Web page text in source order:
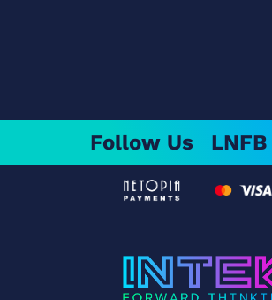
Follow Us LNFB